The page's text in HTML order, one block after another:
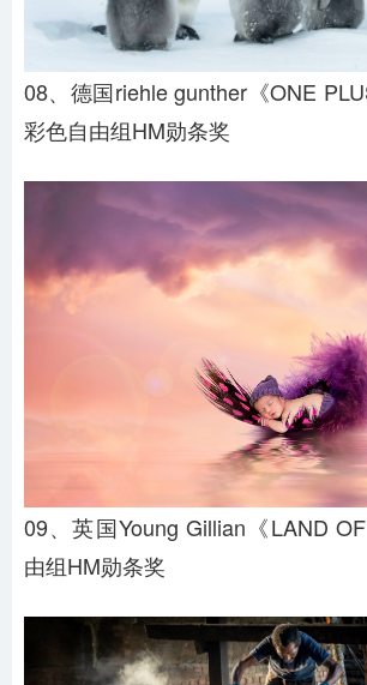
08、德国riehle gunther《ONE
彩色自由组HM勋条奖
09、英国Young Gillian《LAND
由组HM勋条奖